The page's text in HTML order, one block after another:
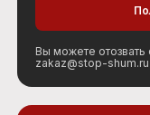
Вы можете отозвать
zakaz@stop-shum.ru